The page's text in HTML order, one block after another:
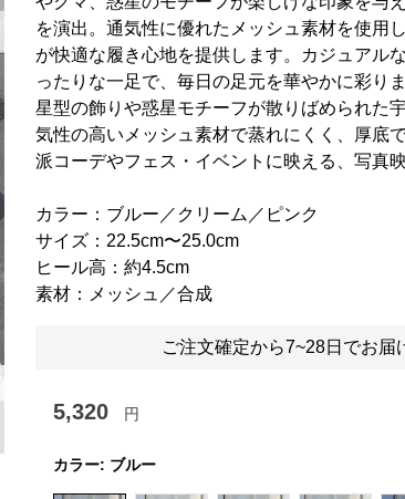
slide
を演出。通気性に優れたメッシュ素材を使用
が快適な履き心地を提供します。カジュアル
ったりな一足で、毎日の足元を華やかに彩りま
星型の飾りや惑星モチーフが散りばめられた
気性の高いメッシュ素材で蒸れにくく、厚底
派コーデやフェス・イベントに映える、写真
カラー：ブルー／クリーム／ピンク
サイズ：22.5cm〜25.0cm
ヒール高：約4.5cm
素材：メッシュ／合成
ご注文確定から7~28日でお届
5,320 円
カラー: ブルー